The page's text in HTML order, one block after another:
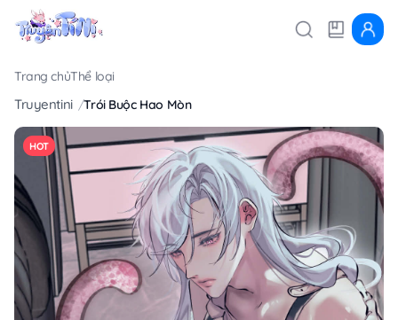
Trang chủThể loại
Truyentini Trói Buộc Hao Mòn
HOT